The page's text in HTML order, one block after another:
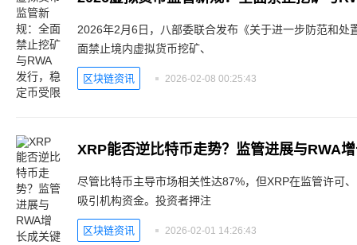
2026年2月6日，八部委联合发布《关于进一步防范和处
面禁止境内虚拟货币挖矿、
区块链资讯 2026-02-08 00:25:43
XRP能否逆比特币走势？监管进展与RWA
尽管比特币主导市场相关性达87%，但XRP在监管许可
吸引机构资金。投资者押注
区块链资讯 2026-02-01 14:26:43